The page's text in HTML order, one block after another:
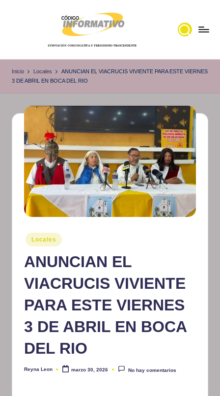
ó
i
g
o
I
n
f
o
r
m
at
iv
o
noticias
Inicio Locales
ANUNCIAN EL VIACRUCIS VIVIENTE PARA ESTE VIERNES
3 DE ABRIL EN BOCA DEL RIO
Publicado
en
Locales
ANUNCIAN EL
VIACRUCIS VIVIENTE
PARA ESTE VIERNES
3 DE ABRIL EN BOCA
DEL RIO
Publicado
Reyna Leon marzo 30, 2026 No hay comentarios